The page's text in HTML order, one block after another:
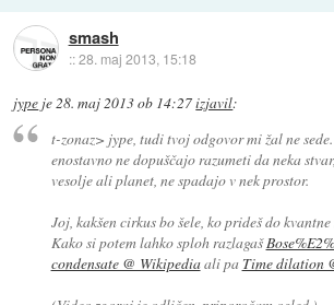
smash
::28. maj 2013, 15:18
jype je28. maj 2013 ob 14:27izjavil:
t-zonaz> jype, tudi tvoj odgovor mi žal ne
enostavno ne dopuščajo razumeti da neka
vesolje ali planet, ne spadajo v nek prostor.
Joj, kakšen cirkus bo šele, ko prideš do
Kako si potem lahko sploh razlagaš
condensate @ Wikipediaali pa Time dilation